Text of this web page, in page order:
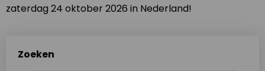
zaterdag 24 oktober 2026 in Nederland!
Zoeken